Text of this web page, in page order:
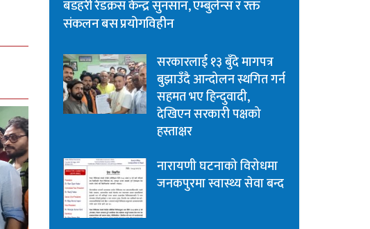
बडहरी रेडक्रस केन्द्र सुनसान, एम्बुलेन्स र रक्त
संकलन बस प्रयोगविहीन
सरकारलाई १३ बुँदे मागपत्र
बुझाउँदै आन्दोलन स्थगित गर्न
सहमत भए हिन्दुवादी,
देखिएन सरकारी पक्षको
हस्ताक्षर
नारायणी घटनाको विरोधमा
जनकपुरमा स्वास्थ्य सेवा बन्द